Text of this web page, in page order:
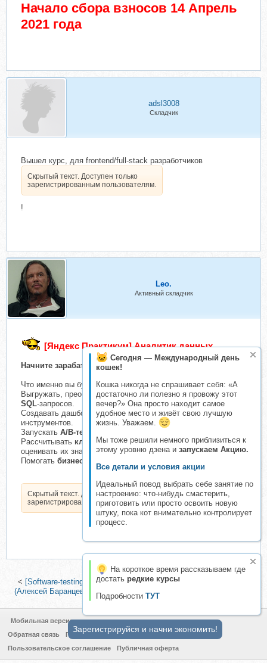
Сегодня — Международный день
кошек!
Кошка никогда не спрашивает себя: «А
достаточно ли полезно я провожу этот
вечер?» Она просто находит самое
удобное место и живёт свою лучшую
жизнь. Уважаем.
Мы тоже решили немного приблизиться к
этому уровню дзена и запускаем Акцию.
Все детали и условия акции
Идеальный повод выбрать себе занятие по
настроению: что-нибудь смастерить,
приготовить или просто освоить новую
штуку, пока кот внимательно контролирует
процесс.
На короткое время рассказываем где
достать редкие курсы
Подробности ТУТ
Начало сбора взносов 14 Апрель
2021 года
adsl3008
Складчик
Вышел курс, для frontend/full-stack разработчиков
Скрытый текст. Доступен только
зарегистрированным пользователям.
!
Leo.
Активный складчик
[Яндекс Практикум] Аналитик данных
Начните зарабатывать, анализируя
Что именно вы будете делать, когда станете аналитиком
Выгружать, преобразовывать и очищать данные с помощью
SQL-запросов.
Создавать дашборды с помощью Tableau и других
инструментов.
Запускать А/В-тестирования
Рассчитывать ключевые метрики работыкомпании и
оценивать их значимость.
Помогать бизнесу принимать решения
Скрытый текст. Доступен только
зарегистрированным пользователям.
< [Software-testing] Тестирование производительности: JMeter 5
(Алексей Баранцев)
[Skillbox] Архитектор ПО (Павел Елисеев)
Мобильная версия
Обратная связь
Политика конфиденциальности
Пользовательское соглашение
Публичная оферта
Зарегистрируйся и начни экономить!